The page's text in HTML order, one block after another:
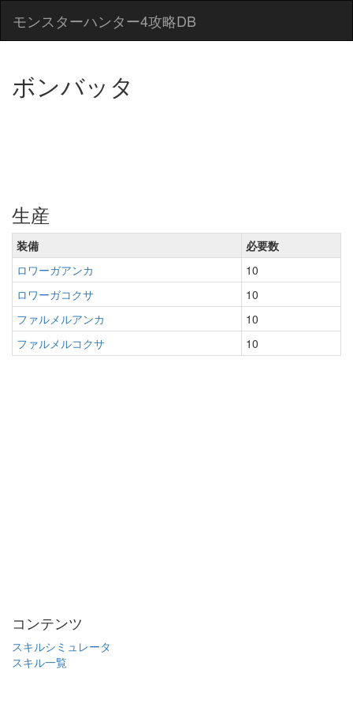
モンスターハンター4攻略DB
ボンバッタ
生産
装備
必要数
ロワーガアンカ
10
ロワーガコクサ
10
ファルメルアンカ
10
ファルメルコクサ
10
コンテンツ
スキルシミュレータ
スキル一覧